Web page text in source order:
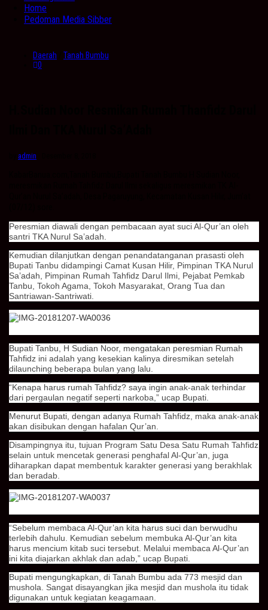
Home
Pedoman Media Sibber
Daerah
Tanah Bumbu
0
admin
Peresmian diawali dengan pembacaan ayat suci Al-Qur’an oleh
santri TKA Nurul Sa’adah.
Kemudian dilanjutkan dengan penandatanganan prasasti oleh
Bupati Tanbu didampingi Camat Kusan Hilir, Pimpinan TKA Nurul
Sa’adah, Pimpinan Rumah Tahfidz Darul Ilmi, Pejabat Pemkab
Tanbu, Tokoh Agama, Tokoh Masyarakat, Orang Tua dan
Santriawan-Santriwati.
Bupati Tanbu, H Sudian Noor, mengatakan peresmian Rumah
Tahfidz ini adalah yang kesekian kalinya diresmikan setelah
dilaunching beberapa bulan yang lalu.
“Kenapa harus rumah Tahfidz? saya ingin anak-anak terhindar
dari pergaulan negatif seperti narkoba,” ucap Bupati.
Menurut Bupati, dengan adanya Rumah Tahfidz, maka anak-anak
akan disibukan dengan hafalan Qur’an.
Disampingnya itu, tujuan Program Satu Desa Satu Rumah Tahfidz
selain untuk mencetak generasi penghafal Al-Qur’an, juga
diharapkan dapat membentuk karakter generasi yang berakhlak
dan beradab.
“Sebelum membaca Al-Qur’an kita harus suci dan berwudhu
terlebih dahulu. Kemudian sebelum membuka Al-Qur’an kita
harus mencium kitab suci tersebut. Melalui membaca Al-Qur’an
ini kita diajarkan akhlak dan adab,” ucap Bupati.
Bupati mengungkapkan, di Tanah Bumbu ada 773 mesjid dan
mushola. Sangat disayangkan jika mesjid dan mushola itu tidak
digunakan untuk kegiatan keagamaan.